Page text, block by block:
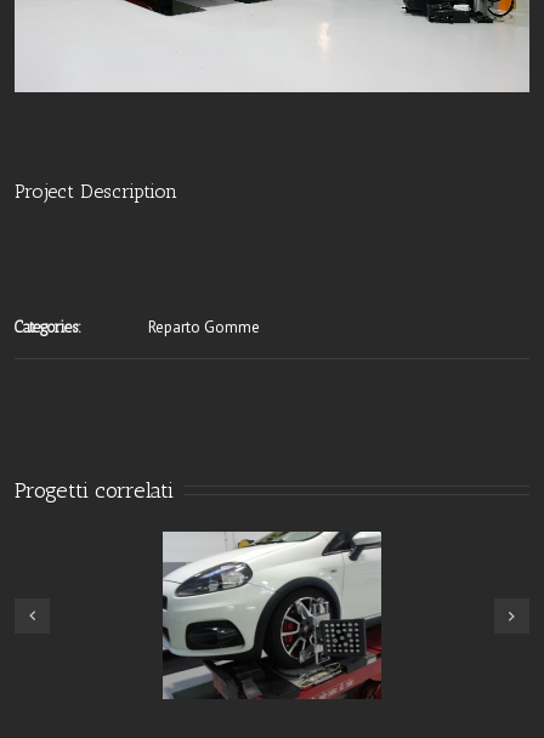
Project Description
Categories: Reparto Gomme
Progetti correlati